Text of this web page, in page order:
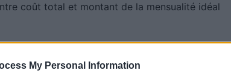
My Personal Information
coût total et montant de la mensualité idéal